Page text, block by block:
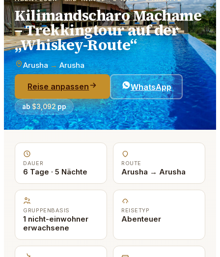
Kilimandscharo Machame
– Trekkingtour auf der
„Whiskey-Route“
Arusha → Arusha
Reise anpassen WhatsApp
ab$3,092pp
DAUER
6 Tage · 5 Nächte
ROUTE
Arusha → Arusha
GRUPPENBASIS
1 nicht-einwohner
erwachsene
REISETYP
Abenteuer